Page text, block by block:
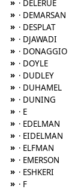
» · DELERUE
» · DEMARSAN
» · DESPLAT
» · DJAWADI
» · DONAGGIO
» · DOYLE
» · DUDLEY
» · DUHAMEL
» · DUNING
» · E
» · EDELMAN
» · EIDELMAN
» · ELFMAN
» · EMERSON
» · ESHKERI
» · F